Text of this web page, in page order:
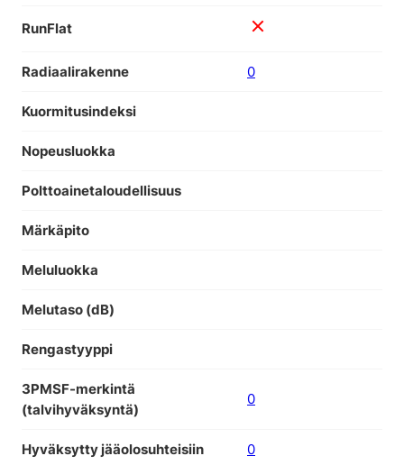
RunFlat
Radiaalirakenne 0
Kuormitusindeksi
Nopeusluokka
Polttoainetaloudellisuus
Märkäpito
Meluluokka
Melutaso (dB)
Rengastyyppi
3PMSF-merkintä
(talvihyväksyntä)
0
Hyväksytty jääolosuhteisiin 0